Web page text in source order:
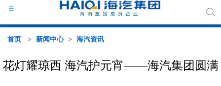
首页 > 新闻中心 > 海汽资讯
花灯耀琼西 海汽护元宵——海汽集团圆满